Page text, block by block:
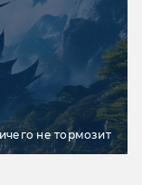
не тормозит